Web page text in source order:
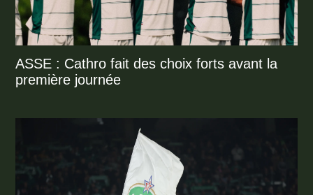
ASSE : Cathro fait des choix forts avant la
première journée